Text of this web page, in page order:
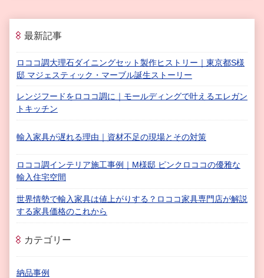
最新記事
ロココ調大理石ダイニングセット製作ヒストリー｜東京都S様
邸 マジェスティック・マーブル誕生ストーリー
レンジフードをロココ調に｜モールディングで叶えるエレガン
トキッチン
輸入家具が遅れる理由｜資材不足の現場とその対策
ロココ調インテリア施工事例｜M様邸 ピンクロココの優雅な
輸入住宅空間
世界情勢で輸入家具は値上がりする？ロココ家具専門店が解説
する家具価格のこれから
カテゴリー
納品事例